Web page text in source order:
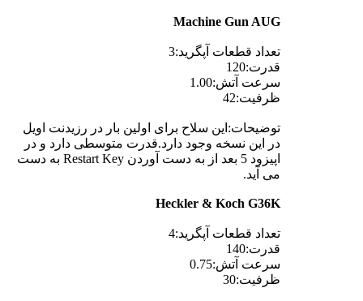
Machine Gun AUG
تعداد قطعات آپگرید:3
قدرت:120
سرعت آتش:1.00
ظرفیت:42
توضیحات:این سلاح برای اولین بار در رزیدنت اویل
در این نسخه وجود دارد.قدرت متوسطی دارد و در
اپیزود 5 بعد از به دست آوردن Restart Key به دست
می آید.
Heckler & Koch G36K
تعداد قطعات آپگرید:4
قدرت:140
سرعت آتش:0.75
ظرفیت:30